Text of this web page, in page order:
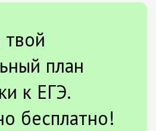
твой
план
к ЕГЭ.
бесплатно!